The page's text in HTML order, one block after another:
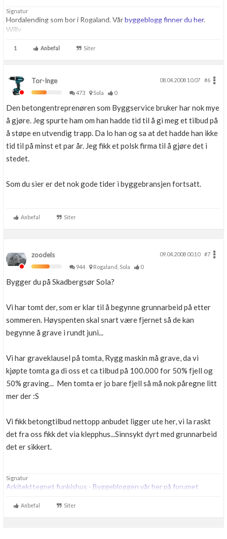
Signatur
Hordalending som bor i Rogaland. Vårbyggeblogg finner du her.
Willy
1 Anbefal Siter
Tor-Inge 08.04.2008 10.07
#6
473
Sola 0
Den betongentreprenøren som Byggservice bruker har nok mye
å gjøre. Jeg spurte ham om han hadde tid til å gi meg et tilbud på
å støpe en utvendig trapp. Da lo han og sa at det hadde han ikke
tid til på minst et par år. Jeg fikk et polsk firma til å gjøre det i
stedet.
Som du sier er det nok gode tider i byggebransjen fortsatt.
Anbefal Siter
zoodels 09.04.2008 00.10
#7
944
Rogaland, Sola 0
Bygger du på Skadbergsør Sola?
Vi har tomt der, som er klar til å begynne grunnarbeid på etter
sommeren. Høyspenten skal snart være fjernet så de kan
begynne å grave i rundt juni...
Vi har graveklausel på tomta, Rygg maskin må grave, da vi
kjøpte tomta ga di oss et ca tilbud på 100.000 for 50% fjell og
50% graving... Men tomta er jo bare fjell så må nok påregne litt
mer der :S
Vi fikk betongtilbud nettopp anbudet ligger ute her, vi la raskt
det fra oss fikk det via klepphus...Sinnsykt dyrt med grunnarbeid
det er sikkert.
Signatur
Arkitekttegnet funkishus - Byggebloggen vår her på forumet
Anbefal Siter